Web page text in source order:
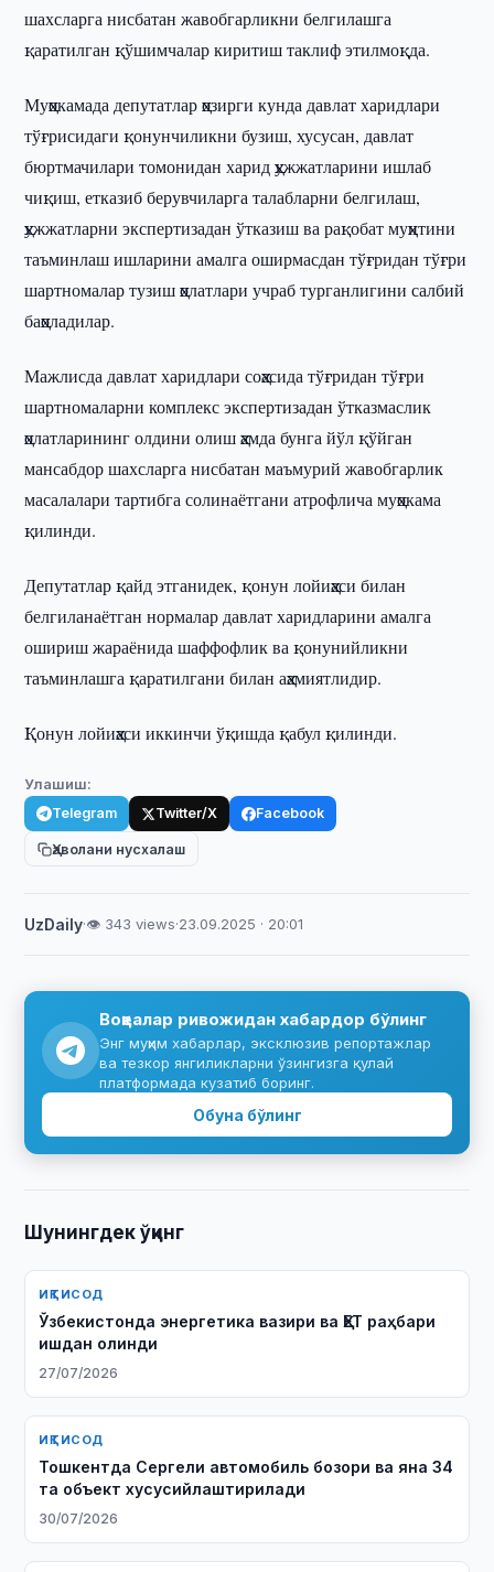
шахсларга нисбатан жавобгарликни белгилашга
қаратилган қўшимчалар киритиш таклиф этилмоқда.
Муҳокамада депутатлар ҳозирги кунда давлат харидлари
тўғрисидаги қонунчиликни бузиш, хусусан, давлат
бюртмачилари томонидан харид ҳужжатларини ишлаб
чиқиш, етказиб берувчиларга талабларни белгилаш,
ҳужжатларни экспертизадан ўтказиш ва рақобат муҳитини
таъминлаш ишларини амалга оширмасдан тўғридан тўғри
шартномалар тузиш ҳолатлари учраб турганлигини салбий
баҳоладилар.
Мажлисда давлат харидлари соҳасида тўғридан тўғри
шартномаларни комплекс экспертизадан ўтказмаслик
ҳолатларининг олдини олиш ҳамда бунга йўл қўйган
мансабдор шахсларга нисбатан маъмурий жавобгарлик
масалалари тартибга солинаётгани атрофлича муҳокама
қилинди.
Депутатлар қайд этганидек, қонун лойиҳаси билан
белгиланаётган нормалар давлат харидларини амалга
ошириш жараёнида шаффофлик ва қонунийликни
таъминлашга қаратилгани билан аҳамиятлидир.
Қонун лойиҳаси иккинчи ўқишда қабул қилинди.
Улашиш:
Telegram Twitter/X Facebook
Ҳаволани нусхалаш
UzDaily·👁 343 views·23.09.2025 · 20:01
Воқеалар ривожидан хабардор бўлинг
Энг муҳим хабарлар, эксклюзив репортажлар
ва тезкор янгиликларни ўзингизга қулай
платформада кузатиб боринг.
Обуна бўлинг
Шунингдек ўқинг
ИҚТИСОД
Ўзбекистонда энергетика вазири ва ҲЕТ раҳбари
ишдан олинди
27/07/2026
ИҚТИСОД
Тошкентда Сергели автомобиль бозори ва яна 34
та объект хусусийлаштирилади
30/07/2026